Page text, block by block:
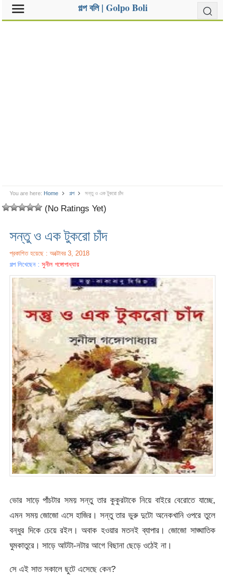
গল্প বলি | Golpo Boli
You are here: Home গল্প সন্তু ও এক টুকরো চাঁদ
(No Ratings Yet)
সন্তু ও এক টুকরো চাঁদ
প্রকাশিত হয়েছে : অক্টোবর 3, 2018
গল্প লিখেছেন :সুনীল গঙ্গোপাধ্যায়
ভোর সাড়ে পাঁচটার সময় সন্তু তার কুকুরটাকে নিয়ে বাইরে বেরোতে যাচ্ছে,
এমন সময় জোজো এসে হাজির। সন্তু তার ভুরু দুটো অনেকখানি ওপরে তুলে
বন্ধুর দিকে চেয়ে রইল। অবাক হওয়ার মতনই ব্যাপার। জোজো সাঙ্ঘাতিক
ঘুমকাতুরে। সাড়ে আটটা-নটার আগে বিছানা ছেড়ে ওঠেই না।
সে এই সাত সকালে ছুটে এসেছে কেন?